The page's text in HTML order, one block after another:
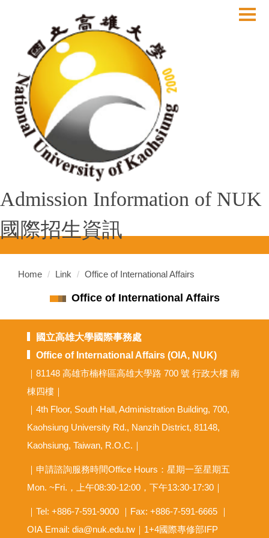
Admission Information of NUK
國際招生資訊
Home Link Office of International Affairs
Office of International Affairs
國立高雄大學國際事務處
Office of International Affairs (OIA, NUK)
｜81148 高雄市楠梓區高雄大學路 700 號 行政大樓 南
棟四樓｜
｜4th Floor, South Hall, Administration Building, 700,
Kaohsiung University Rd., Nanzih District, 81148,
Kaohsiung, Taiwan, R.O.C.｜
｜申請諮詢服務時間Office Hours：星期一至星期五
Mon. ~Fri.，上午08:30-12:00，下午13:30-17:30｜
｜Tel: +886-7-591-9000 ｜Fax: +886-7-591-6665 ｜
OIA Email: dia@nuk.edu.tw ｜1+4國際專修部IFP